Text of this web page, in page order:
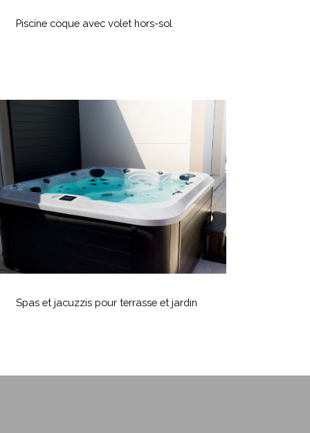
coquePiscine coque avec volet hors-sol
Spas et jacuzzis pour terrasse et jardin